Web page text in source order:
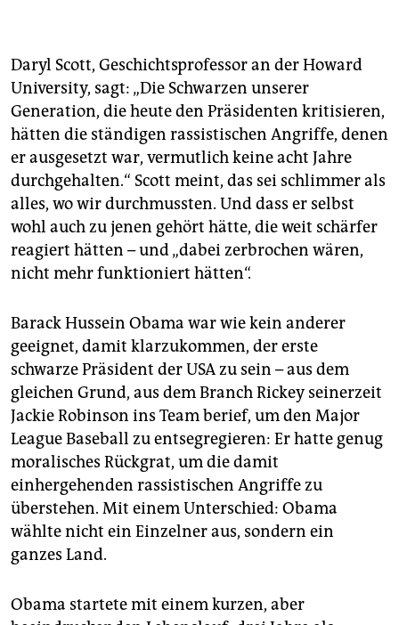
Daryl Scott, Geschichtsprofessor an der Howard
University, sagt: „Die Schwarzen unserer
Generation, die heute den Präsidenten kritisieren,
hätten die ständigen rassistischen Angriffe, denen
er ausgesetzt war, vermutlich keine acht Jahre
durchgehalten.“ Scott meint, das sei schlimmer als
alles, wo wir durchmussten. Und dass er selbst
wohl auch zu jenen gehört hätte, die weit schärfer
reagiert hätten – und „dabei zerbrochen wären,
nicht mehr funktioniert hätten“.
Barack Hussein Obama war wie kein anderer
geeignet, damit klarzukommen, der erste
schwarze Präsident der USA zu sein – aus dem
gleichen Grund, aus dem Branch Rickey seinerzeit
Jackie Robinson ins Team berief, um den Major
League Baseball zu entsegregieren: Er hatte genug
moralisches Rückgrat, um die damit
einhergehenden rassistischen Angriffe zu
überstehen. Mit einem Unterschied: Obama
wählte nicht ein Einzelner aus, sondern ein
ganzes Land.
Obama startete mit einem kurzen, aber